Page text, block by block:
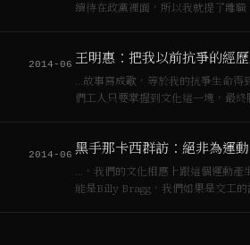
續待在政黨裡面，所以我就提了離職。 我那時跟我的主任說
得，這對我來說有一點意義，就是
2014-06
…故事寫成歌，等於我的抗爭生命得
們工人只要掌握到文化這一塊，最終
沒有什麼機會拿樂器、玩樂器…
2014-06 黑手那卡西群訪：絕非為運動
…，我們的文化相應上跟這個運動產
能是Billy Bragg，我們如果是交工的